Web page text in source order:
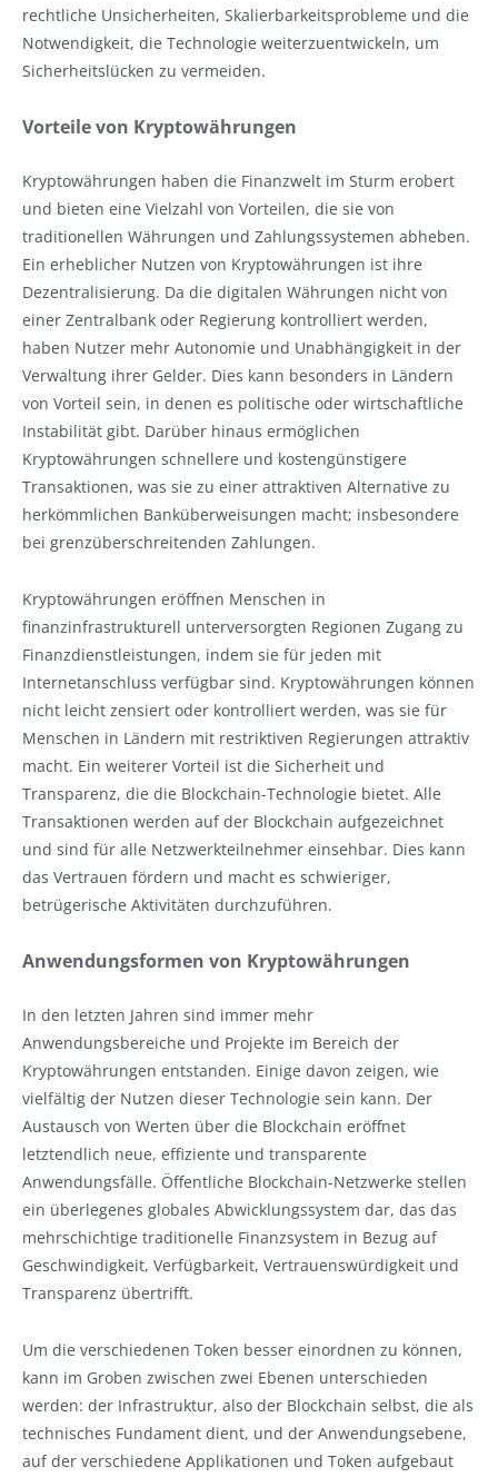
rechtliche Unsicherheiten, Skalierbarkeitsprobleme und die
Notwendigkeit, die Technologie weiterzuentwickeln, um
Sicherheitslücken zu vermeiden.
Vorteile von Kryptowährungen
Kryptowährungen haben die Finanzwelt im Sturm erobert
und bieten eine Vielzahl von Vorteilen, die sie von
traditionellen Währungen und Zahlungssystemen abheben.
Ein erheblicher Nutzen von Kryptowährungen ist ihre
Dezentralisierung. Da die digitalen Währungen nicht von
einer Zentralbank oder Regierung kontrolliert werden,
haben Nutzer mehr Autonomie und Unabhängigkeit in der
Verwaltung ihrer Gelder. Dies kann besonders in Ländern
von Vorteil sein, in denen es politische oder wirtschaftliche
Instabilität gibt. Darüber hinaus ermöglichen
Kryptowährungen schnellere und kostengünstigere
Transaktionen, was sie zu einer attraktiven Alternative zu
herkömmlichen Banküberweisungen macht; insbesondere
bei grenzüberschreitenden Zahlungen.
Kryptowährungen eröffnen Menschen in
finanzinfrastrukturell unterversorgten Regionen Zugang zu
Finanzdienstleistungen, indem sie für jeden mit
Internetanschluss verfügbar sind. Kryptowährungen können
nicht leicht zensiert oder kontrolliert werden, was sie für
Menschen in Ländern mit restriktiven Regierungen attraktiv
macht. Ein weiterer Vorteil ist die Sicherheit und
Transparenz, die die Blockchain-Technologie bietet. Alle
Transaktionen werden auf der Blockchain aufgezeichnet
und sind für alle Netzwerkteilnehmer einsehbar. Dies kann
das Vertrauen fördern und macht es schwieriger,
betrügerische Aktivitäten durchzuführen.
Anwendungsformen von Kryptowährungen
In den letzten Jahren sind immer mehr
Anwendungsbereiche und Projekte im Bereich der
Kryptowährungen entstanden. Einige davon zeigen, wie
vielfältig der Nutzen dieser Technologie sein kann. Der
Austausch von Werten über die Blockchain eröffnet
letztendlich neue, effiziente und transparente
Anwendungsfälle. Öffentliche Blockchain-Netzwerke stellen
ein überlegenes globales Abwicklungssystem dar, das das
mehrschichtige traditionelle Finanzsystem in Bezug auf
Geschwindigkeit, Verfügbarkeit, Vertrauenswürdigkeit und
Transparenz übertrifft.
Um die verschiedenen Token besser einordnen zu können,
kann im Groben zwischen zwei Ebenen unterschieden
werden: der Infrastruktur, also der Blockchain selbst, die als
technisches Fundament dient, und der Anwendungsebene,
auf der verschiedene Applikationen und Token aufgebaut